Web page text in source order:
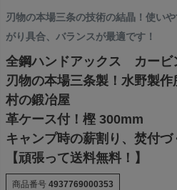
刃物の本場三条の技術の結晶！使い
がり具合、バランスが最適です！
全鋼ハンドアックス カービ
刃物の本場三条製！水野製
村の鍛冶屋
革ケース付！樫 300mm
キャンプ時の薪割り、焚付づ
【頑張って送料無料！】
商品番号 4937769000353